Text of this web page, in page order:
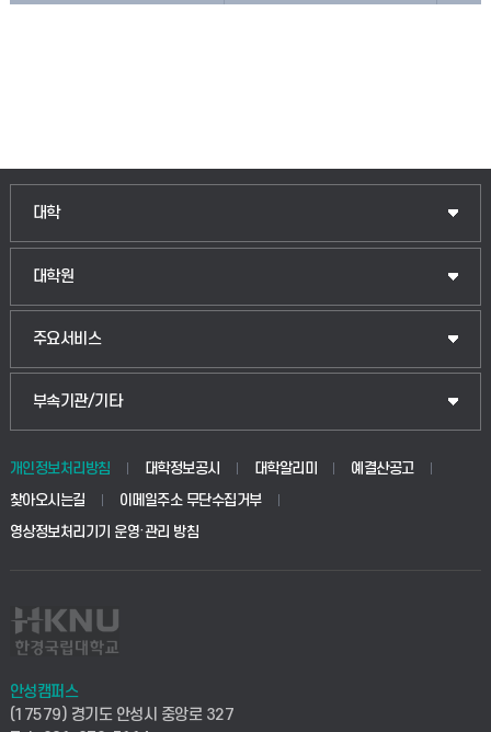
대학
대학원
주요서비스
부속기관/기타
개인정보처리방침 대학정보공시 대학알리미
예결산공고
찾아오시는길
이메일주소 무단수집거부
영상정보처리기기 운영·관리 방침
안성캠퍼스
(17579) 경기도 안성시 중앙로 327